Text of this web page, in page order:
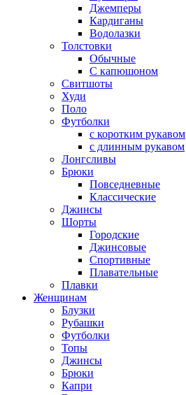
Джемперы
Кардиганы
Водолазки
Толстовки
Обычные
С капюшоном
Свитшоты
Худи
Поло
Футболки
с коротким рукавом
с длинным рукавом
Лонгсливы
Брюки
Повседневные
Классические
Джинсы
Шорты
Городские
Джинсовые
Спортивные
Плавательные
Плавки
Женщинам
Блузки
Рубашки
Футболки
Топы
Джинсы
Брюки
Капри